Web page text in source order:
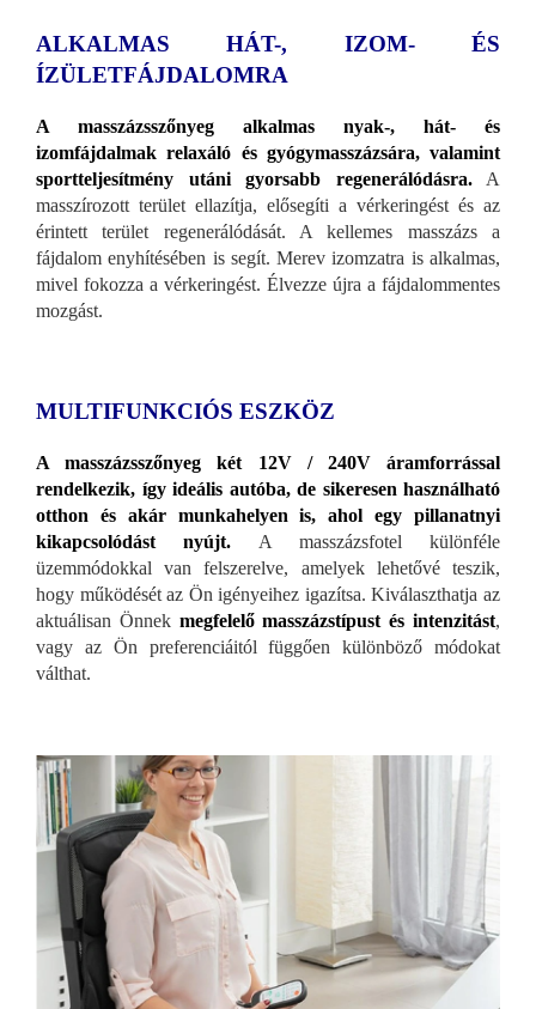
ALKALMAS HÁT-, IZOM- ÉS
ÍZÜLETFÁJDALOMRA
A masszázsszőnyeg alkalmas nyak-, hát- és
izomfájdalmak relaxáló és gyógymasszázsára, valamint
sportteljesítmény utáni gyorsabb regenerálódásra.A
masszírozott terület ellazítja, elősegíti a vérkeringést és az
érintett terület regenerálódását. A kellemes masszázs a
fájdalom enyhítésében is segít. Merev izomzatra is alkalmas,
mivel fokozza a vérkeringést. Élvezze újra a fájdalommentes
mozgást.
MULTIFUNKCIÓS ESZKÖZ
A masszázsszőnyeg két 12V / 240V áramforrással
rendelkezik, így ideális autóba, de sikeresen használható
otthon és akár munkahelyen is, ahol egy pillanatnyi
kikapcsolódást nyújt. A masszázsfotel különféle
üzemmódokkal van felszerelve, amelyek lehetővé teszik,
hogy működését az Ön igényeihez igazítsa. Kiválaszthatja az
aktuálisan Önnek megfelelő masszázstípust és intenzitást,
vagy az Ön preferenciáitól függően különböző módokat
válthat.